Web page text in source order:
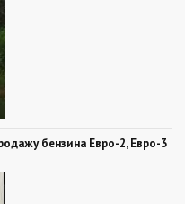
бензина Евро-2, Евро-3